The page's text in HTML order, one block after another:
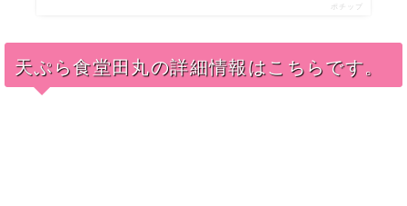
ポチップ
天ぷら食堂田丸の詳細情報はこちらです。